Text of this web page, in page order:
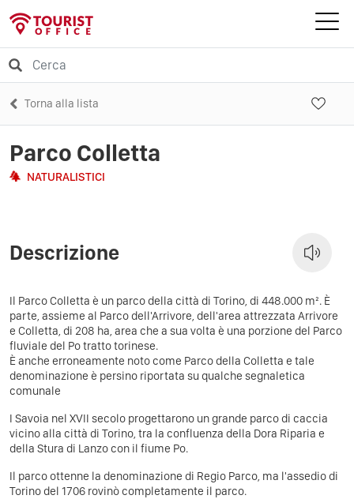
Torna alla lista
Parco Colletta
NATURALISTICI
Descrizione
Il Parco Colletta è un parco della città di Torino , di 448.000 m². È
parte, assieme al Parco dell'Arrivore , dell'area attrezzata Arrivore
e Colletta, di 208 ha , area che a sua volta è una porzione del Parco
fluviale del Po tratto torinese.
È anche erroneamente noto come Parco della Colletta e tale
denominazione è persino riportata su qualche segnaletica
comunale
I Savoia nel XVII secolo progettarono un grande parco di caccia
vicino alla città di Torino, tra la confluenza della Dora Riparia e
della Stura di Lanzo con il fiume Po.
Il parco ottenne la denominazione di Regio Parco, ma l'assedio di
Torino del 1706 rovinò completamente il parco.